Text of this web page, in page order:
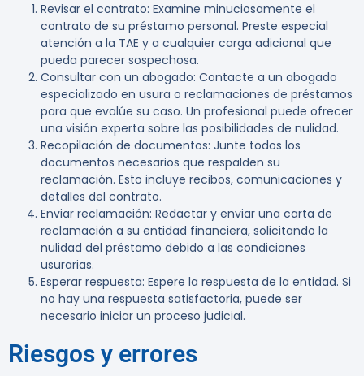
Revisar el contrato: Examine minuciosamente el
contrato de su préstamo personal. Preste especial
atención a la TAE y a cualquier carga adicional que
pueda parecer sospechosa.
Consultar con un abogado: Contacte a un abogado
especializado en usura o reclamaciones de préstamos
para que evalúe su caso. Un profesional puede ofrecer
una visión experta sobre las posibilidades de nulidad.
Recopilación de documentos: Junte todos los
documentos necesarios que respalden su
reclamación. Esto incluye recibos, comunicaciones y
detalles del contrato.
Enviar reclamación: Redactar y enviar una carta de
reclamación a su entidad financiera, solicitando la
nulidad del préstamo debido a las condiciones
usurarias.
Esperar respuesta: Espere la respuesta de la entidad. Si
no hay una respuesta satisfactoria, puede ser
necesario iniciar un proceso judicial.
Riesgos y errores